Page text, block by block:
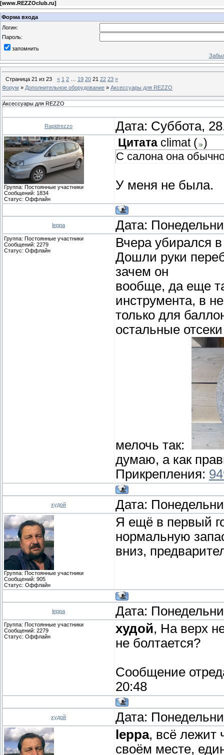
[www.REZZOclub.ru]
Форма входа
Логин:
Пароль:
запомнить
Страница 21 из 23 « 1 2 19 20 21 22 23 »
Форум » Дополнительное оборудование » Аксессуары для REZZO
Аксессуары для REZZO
Rapidrezzo Дата: Суббота,
Группа: Постоянные участники
Сообщений: 1834
Статус: Оффлайн
Цитата climat( )
С салона она
У меня не была.
leppa Дата:
Группа: Постоянные участники
Сообщений: 2279
Статус: Оффлайн
Вчера убирался
Дошли руки
зачем он
вообще, да еще
инструмента, в
только для
остальные
мелочь так:
думаю, а как
Прикрепления:
худой Дата:
Группа: Постоянные участники
Сообщений: 905
Статус: Оффлайн
Я ещё в первый
нормальную
вниз,
leppa Дата:
Группа: Постоянные участники
Сообщений: 2279
Статус: Оффлайн
худой, На верх
не болтается?
Сообщение
20:48
худой Дата:
leppa, всё лежит
своём месте,